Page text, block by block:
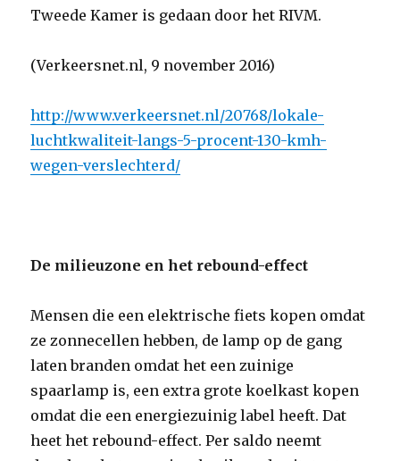
Tweede Kamer is gedaan door het RIVM.
(Verkeersnet.nl, 9 november 2016)
http://www.verkeersnet.nl/20768/lokale-
luchtkwaliteit-langs-5-procent-130-kmh-
wegen-verslechterd/
De milieuzone en het rebound-effect
Mensen die een elektrische fiets kopen omdat
ze zonnecellen hebben, de lamp op de gang
laten branden omdat het een zuinige
spaarlamp is, een extra grote koelkast kopen
omdat die een energiezuinig label heeft. Dat
heet het rebound-effect. Per saldo neemt